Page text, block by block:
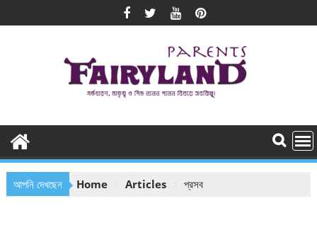
to
আপনি দেখছেন Home Articles প্রসব